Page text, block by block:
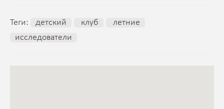
Теги: детский клуб
летние
исследователи